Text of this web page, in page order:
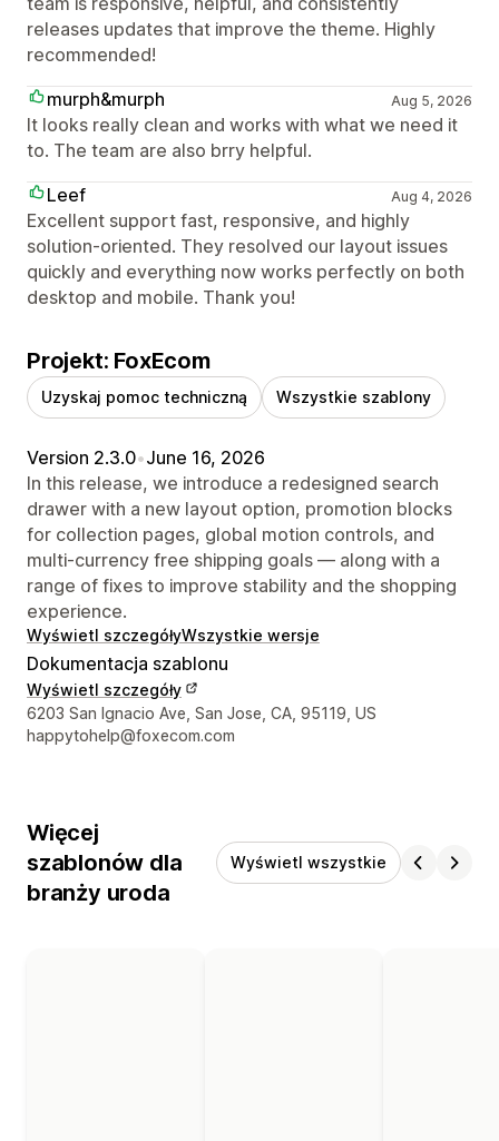
releases updates that improve the theme. Highly
recommended!
murph&murph
Aug 5, 2026
It looks really clean and works with what we need it
to. The team are also brry helpful.
Leef
Aug 4, 2026
Excellent support fast, responsive, and highly
solution-oriented. They resolved our layout issues
quickly and everything now works perfectly on both
desktop and mobile. Thank you!
Projekt: FoxEcom
Uzyskaj pomoc techniczną Wszystkie szablony
Version 2.3.0•June 16, 2026
In this release, we introduce a redesigned search
drawer with a new layout option, promotion blocks
for collection pages, global motion controls, and
multi-currency free shipping goals — along with a
range of fixes to improve stability and the shopping
experience.
Wyświetl szczegółyWszystkie wersje
Dokumentacja szablonu
Wyświetl szczegóły
Dane kontaktowe projektanta
6203 San Ignacio Ave, San Jose, CA, 95119, US
happytohelp@foxecom.com
Więcej
szablonów dla
branży uroda
Wyświetl wszystkie